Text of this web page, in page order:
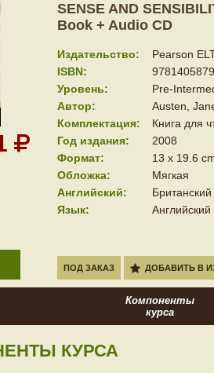
SENSE AND
Book + Audio CD
Издательство:
Pearson
ISBN:
Уровень:
Pre-
Автор:
Austen,
Комплектация:
Книга для
Год издания:
2008
Формат:
13 x 19.6
Обложка:
Мягкая
Английский:
Британский
Язык:
Английский
ПОД ЗАКАЗ ДОБАВИТЬ В
Компоненты
курса
КУРСА